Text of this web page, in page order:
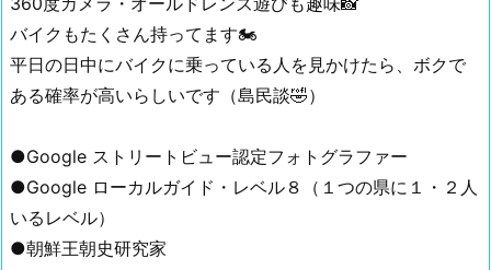
バイクもたくさん持ってます🏍
平日の日中にバイクに乗っている人を見かけたら、ボクで
ある確率が高いらしいです（島民談🤣）
●Google ストリートビュー認定フォトグラファー
●Google ローカルガイド・レベル８（１つの県に１・２人
いるレベル）
●朝鮮王朝史研究家